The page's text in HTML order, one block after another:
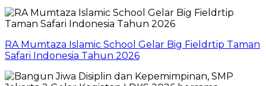
RA Mumtaza Islamic School Gelar Big Fieldrtip Taman
Safari Indonesia Tahun 2026